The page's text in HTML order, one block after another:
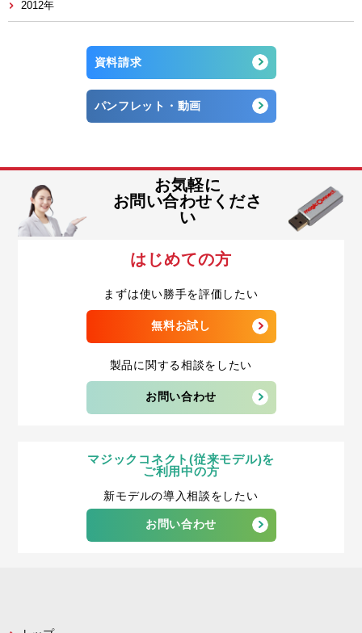
2012年
資料請求
パンフレット・動画
お気軽に
お問い合わせくださ
い
はじめての方
まずは使い勝手を評価したい
無料お試し
製品に関する相談をしたい
お問い合わせ
マジックコネクト(従来モデル)を
ご利用中の方
新モデルの導入相談をしたい
お問い合わせ